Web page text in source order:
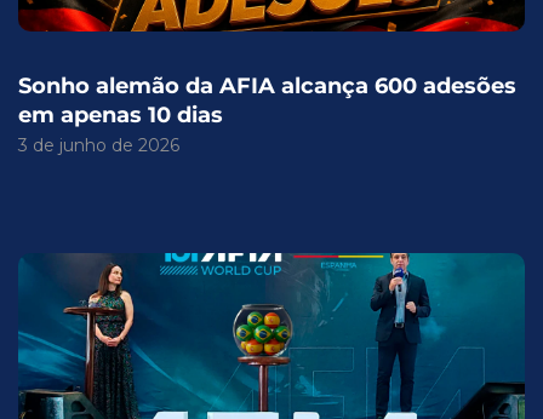
Sonho alemão da AFIA alcança 600 adesões
em apenas 10 dias
3 de junho de 2026